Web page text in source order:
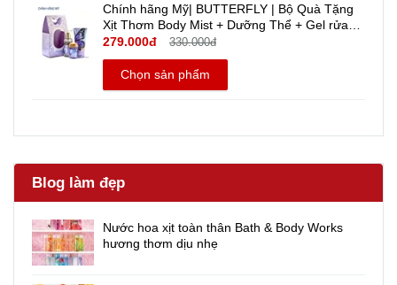
Chính hãng Mỹ| BUTTERFLY | Bộ Quà Tặng
Xịt Thơm Body Mist + Dưỡng Thể + Gel rửa
tay khô mini - Bath And Body Works | Travel
Size
279.000đ 330.000đ
Chọn sản phẩm
Blog làm đẹp
Nước hoa xịt toàn thân Bath & Body Works
hương thơm dịu nhẹ